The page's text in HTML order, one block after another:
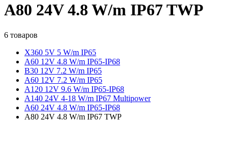
A80 24V 4.8 W/m IP67 TWP
6 товаров
X360 5V 5 W/m IP65
A60 12V 4.8 W/m IP65-IP68
B30 12V 7.2 W/m IP65
A60 12V 7.2 W/m IP65
A120 12V 9.6 W/m IP65-IP68
A140 24V 4-18 W/m IP67 Multipower
A60 24V 4.8 W/m IP65-IP68
A80 24V 4.8 W/m IP67 TWP